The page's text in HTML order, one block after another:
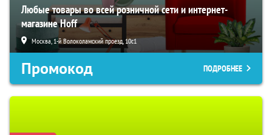
Любые товары во всей розничной сети и интернет-
магазине Hoff
Москва, 1-й Волоколамский проезд, 10с1
Промокод ПОДРОБНЕЕ